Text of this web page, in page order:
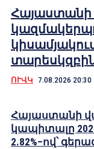
Հայաստանի
տարեսկզբին
ՈՒՎԿ 7.08.2026 20:30
Հայաստանի
կապիտալը
2.82%–ով՝